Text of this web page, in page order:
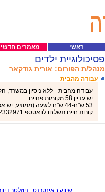
מאמרים ראשי
פסיכולוגיית ילדים
מנהל/ת הפורום: אורית גודקאר
עבודה מהבית
עבודה מהבית - ללא ניסיון במשרד,
יש עדיין 58 מקומות פנויים.
53 ש"ח-44 ש"ח לשעה (ממוצע, יש אפשרות לקבל יותר)!
קורות חיים תשלחו לוואטספ 050-2332971 דנה
שיווק באינטרנט ניוזלטר